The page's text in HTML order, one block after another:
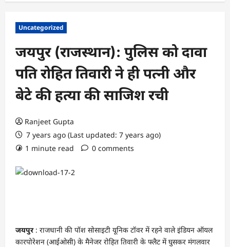
Uncategorized
जयपुर (राजस्थान): पुलिस को दावा
पति रोहित तिवारी ने ही पत्नी और
बेटे की हत्या की साजिश रची
Ranjeet Gupta
7 years ago (Last updated: 7 years ago)
1 minute read
0 comments
जयपुर: राजधानी की पॉश सोसाइटी यूनिक टॉवर में रहने वाले इंडियन ऑयल
कारपोरेशन (आईओसी) के मैनेजर रोहित तिवारी के फ्लैट में घुसकर मंगलवार